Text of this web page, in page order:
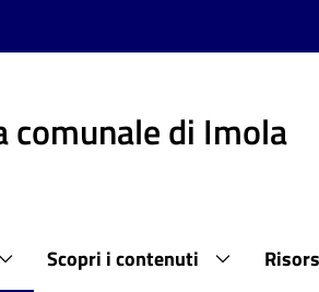
comunale di Imola
Scopri i contenuti